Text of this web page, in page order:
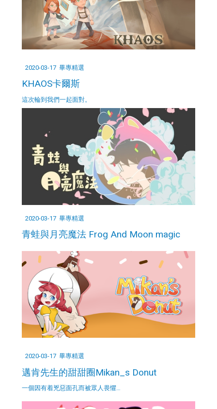
2020-03-17 畢專精選
KHAOS卡爾斯
這次輪到我們一起面對。
2020-03-17 畢專精選
青蛙與月亮魔法 Frog And Moon magic
2020-03-17 畢專精選
邁肯先生的甜甜圈Mikan_s Donut
一個因有着兇惡面孔而被眾人畏懼…